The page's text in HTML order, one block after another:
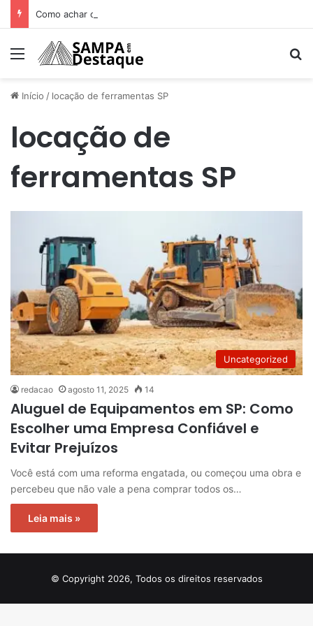
Menu
Início / locação de ferramentas SP
locação de
ferramentas SP
Uncategorized
redacao agosto 11, 2025 14
Aluguel de Equipamentos em SP: Como
Escolher uma Empresa Confiável e
Evitar Prejuízos
Você está com uma reforma engatada, ou começou uma obra e
percebeu que não vale a pena comprar todos os…
Leia mais »
© Copyright 2026, Todos os direitos reservados